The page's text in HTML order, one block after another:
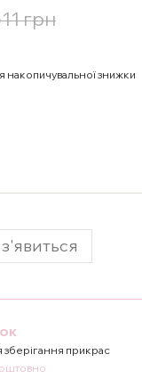
грн
накопичувальної знижки
прикрас